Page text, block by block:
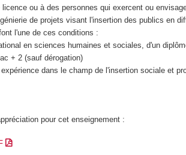
ou à des personnes qui exercent ou
de projets visant l'insertion des publics en
l'une de ces conditions :
en sciences humaines et sociales, d'un
+ 2 (sauf dérogation)
dans le champ de l'insertion sociale et
pour cet enseignement :